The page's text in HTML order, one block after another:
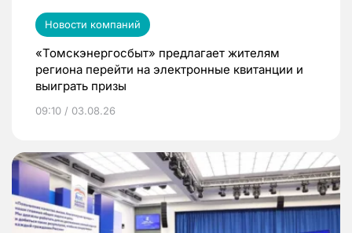
Новости компаний
«Томскэнергосбыт» предлагает жителям
региона перейти на электронные квитанции и
выиграть призы
09:10 / 03.08.26